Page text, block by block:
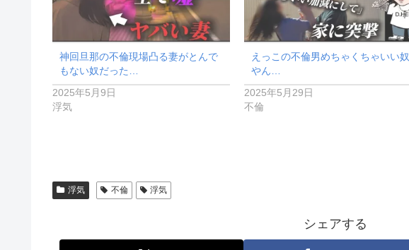
神回旦那の不倫現場凸る妻がとんで
もない奴だった…
2025年5月9日
浮気
えっこの不倫男めちゃくちゃいい奴
やん…
2025年5月29日
不倫
浮気 不倫 浮気
シェアする